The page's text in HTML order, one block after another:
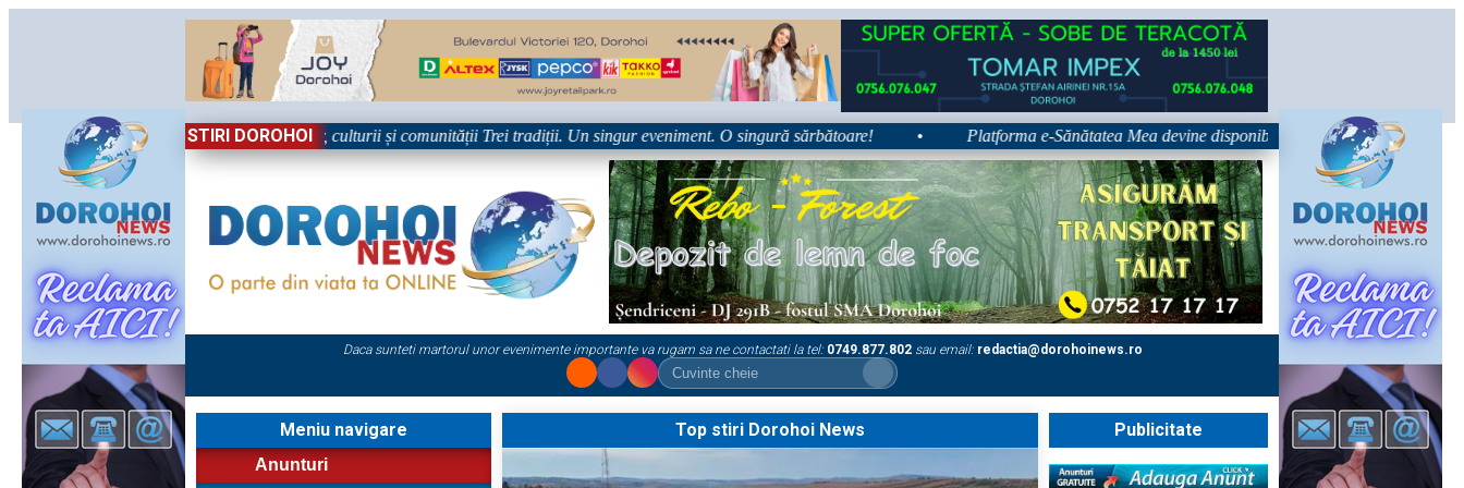
STIRI DOROHOI „Dorohoiul, în Sărbătoare!” – trei zile dedicate tradițiilor, culturii și comunității Trei tradiții. Un singur eveniment. O singură sărbătoare! Platforma e-
Daca sunteti martorul unor evenimente importante va rugam sa ne contactati la tel: 0749.877.802 sau email: redactia@dorohoinews.ro
Meniu navigare
Anunturi
Top stiri Dorohoi News Publicitate